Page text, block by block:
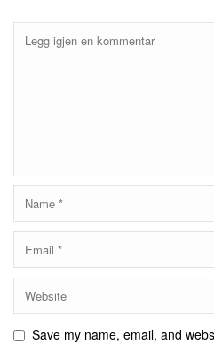
Save my name, email, and